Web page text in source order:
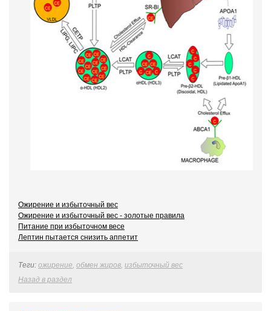
Ожирение и избыточный вес
Ожирение и избыточный вес - золотые правила
Питание при избыточном весе
Лептин пытается снизить аппетит
Теги: ожирение, обмен жиров, избыточный вес
Назад в раздел